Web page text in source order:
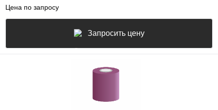
Цена по запросу
Запросить цену